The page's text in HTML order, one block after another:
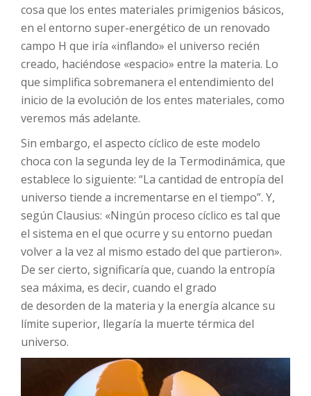
cosa que los entes materiales primigenios básicos,
en el entorno super-energético de un renovado
campo H que iría «inflando» el universo recién
creado, haciéndose «espacio» entre la materia. Lo
que simplifica sobremanera el entendimiento del
inicio de la evolución de los entes materiales, como
veremos más adelante.
Sin embargo, el aspecto cíclico de este modelo
choca con la segunda ley de la Termodinámica, que
establece lo siguiente: “La cantidad de entropía del
universo tiende a incrementarse en el tiempo”. Y,
según Clausius: «Ningún proceso cíclico es tal que
el sistema en el que ocurre y su entorno puedan
volver a la vez al mismo estado del que partieron».
De ser cierto, significaría que, cuando la entropía
sea máxima, es decir, cuando el grado
de desorden de la materia y la energía alcance su
límite superior, llegaría la muerte térmica del
universo.